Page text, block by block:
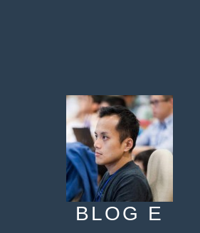
BLOG E